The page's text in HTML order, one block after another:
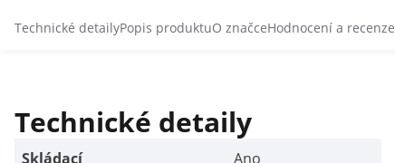
Technické detailyPopis produktuO značceHodnocení a recenze
Technické detaily
Skládací Ano